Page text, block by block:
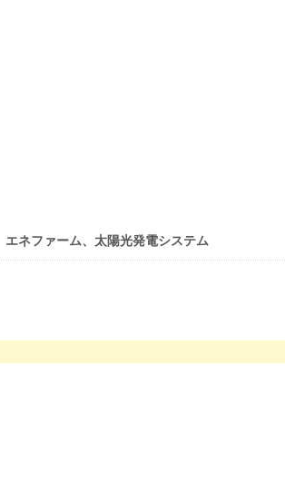
ネファーム、太陽光発電システム